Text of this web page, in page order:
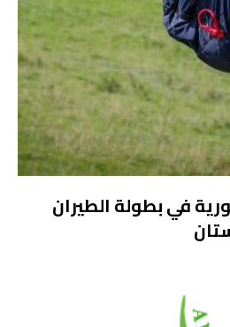
في بطولة الطيران